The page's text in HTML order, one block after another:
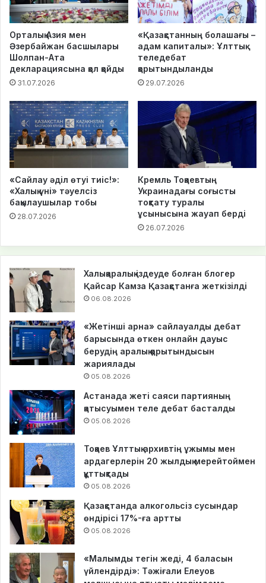
Орталық Азия мен
Әзербайжан басшылары
Шолпан-Ата
декларациясына қол қойды
31.07.2026
«Қазақстанның болашағы –
адам капиталы»: Ұлттық
теледебат
қорытындыланды
29.07.2026
«Сайлау әділ өтуі тиіс!»:
«Халық үні» тәуелсіз
бақылаушылар тобы
28.07.2026
Кремль Тоқаевтың
Украинадағы соғысты
тоқтату туралы
ұсынысына жауап берді
26.07.2026
Халықаралық іздеуде болған блогер
Қайсар Камза Қазақстанға жеткізілді
06.08.2026
«Жетінші арна» сайлауалды дебат
барысында өткен онлайн дауыс
берудің аралық қорытындысын
жариялады
05.08.2026
Астанада жеті саяси партияның
қатысуымен теле дебат басталды
05.08.2026
Тоқаев Ұлттық архивтің ұжымы мен
ардагерлерін 20 жылдық мерейтоймен
құттықтады
05.08.2026
Қазақстанда алкогольсіз сусындар
өндірісі 17%-ға артты
05.08.2026
«Малымды тегін жеді, 4 баласын
үйлендірді»: Тәжіғали Елеуов